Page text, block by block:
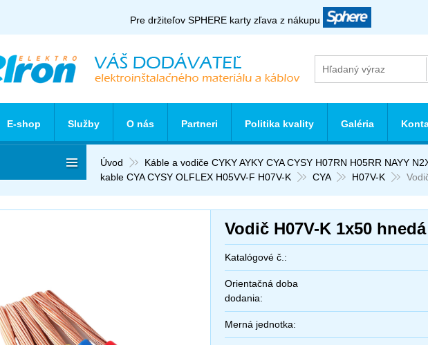
Pre držiteľov SPHERE karty zľava z nákupu
Úvod Káble a vodiče CYKY AYKY CYA CYSY H07RN H05RR NAYY
kable CYA CYSY OLFLEX H05VV-F H07V-K
CYA H07V-K
Vodič H07V-K 1x50
Katalógové č.:
Orientačná doba
dodania:
Merná jednotka:
E-shop Služby O nás Partneri Politika kvality Galéria